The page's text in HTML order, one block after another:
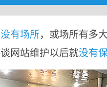
有场所，或场所有多
网站维护以后就没有